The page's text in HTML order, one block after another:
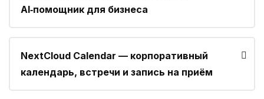
AI‑помощник для бизнеса
NextCloud Calendar — корпоративный
календарь, встречи и запись на приём